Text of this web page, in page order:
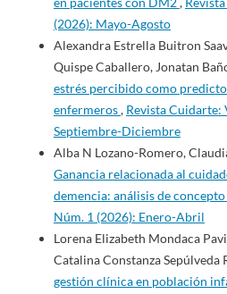
(2026): Mayo-Agosto
Alexandra Estrella Buitron
Quispe Caballero, Jonatan
estrés percibido como
enfermeros, Revista Cuidarte:
Septiembre-Diciembre
Alba N Lozano-Romero,
Ganancia relacionada al
demencia: análisis de concepto
Núm. 1 (2026): Enero-Abril
Lorena Elizabeth Mondaca
Catalina Constanza Sepúlveda
gestión clínica en población